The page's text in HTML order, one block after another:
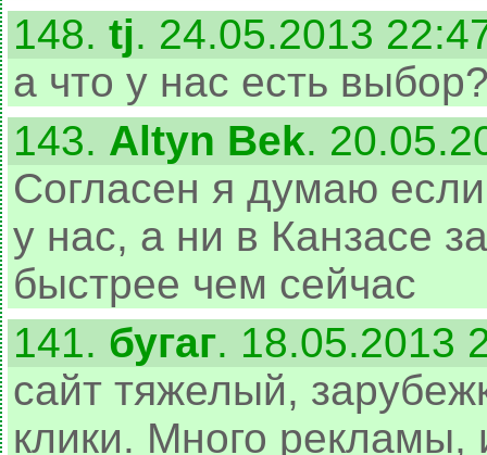
148. tj. 24.05.2013
а что у нас есть
143. Altyn Bek.
Согласен я думаю
у нас, а ни в Канзасе
быстрее чем сейчас
141. бугаг. 18.05.2013
сайт тяжелый,
клики. Много рекламы,